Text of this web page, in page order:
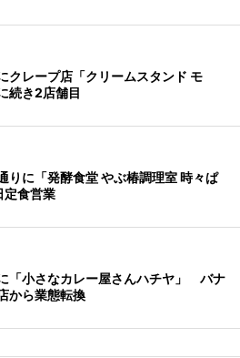
クレープ店「クリームスタンド モ
続き2店舗目
りに「発酵食堂 やぶ椿調理室 時々ぱ
食営業
「小さなカレー屋さんハチヤ」 バナ
から業態転換